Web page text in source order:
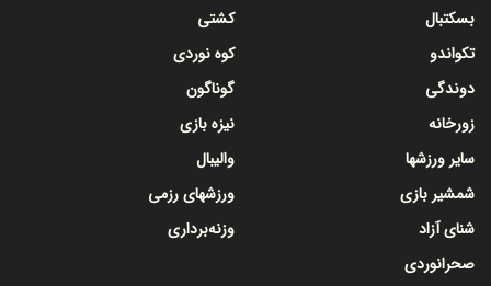
بسکتبال
تکواندو
دوندگی
زورخانه
سایر ورزشها
شمشیر بازی
شنای آزاد
صحرانوردی
کشتی
کوه نوردی
گوناگون
نیزه بازی
والیبال
ورزشهای رزمی
وزنه‌برداری